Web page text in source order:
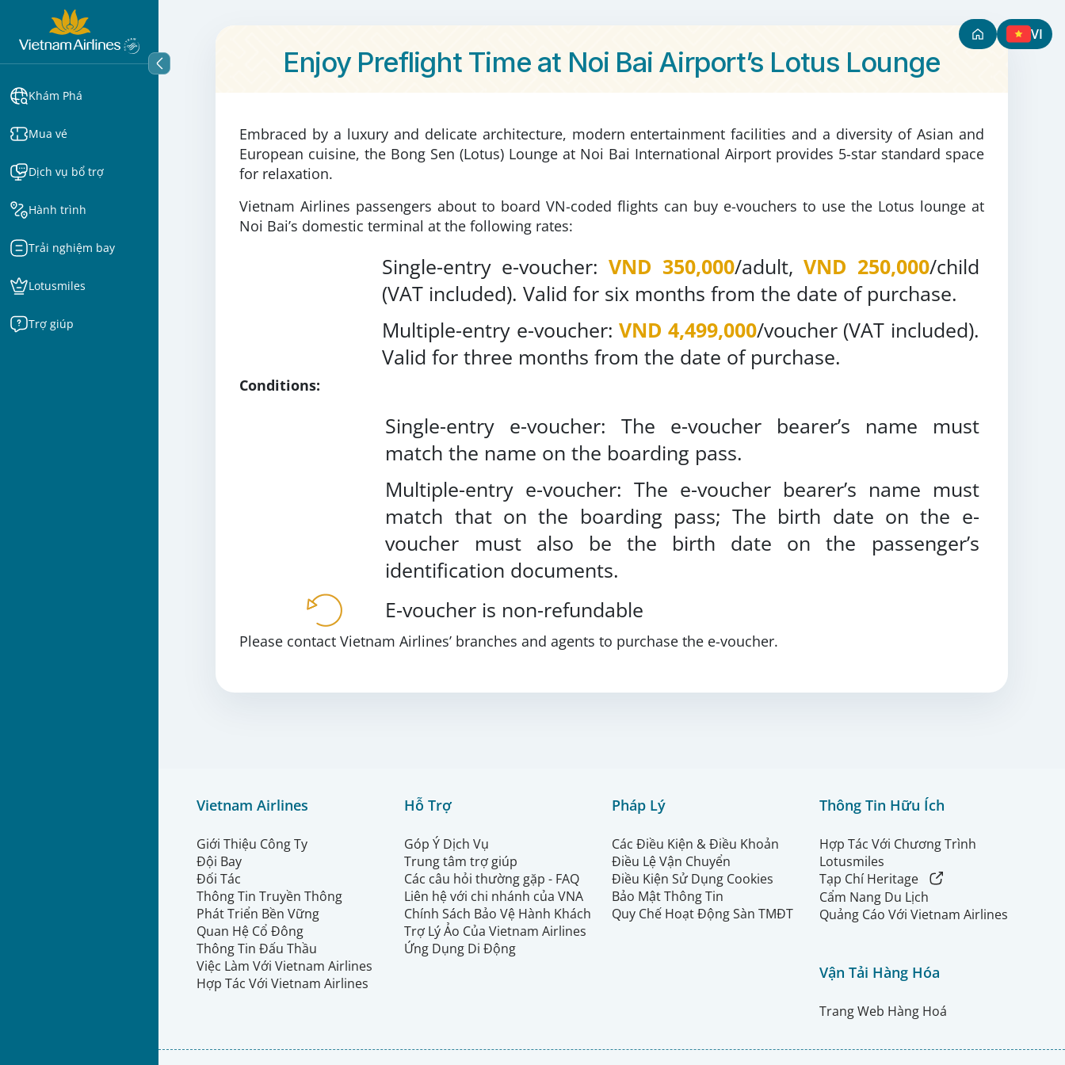
Khám Phá
Mua vé
Dịch vụ bổ trợ
Hành trình
Trải nghiệm bay
Lotusmiles
Trợ giúp
VI
Enjoy Preflight Time at Noi Bai Airport’s Lotus Lounge
Embraced by a luxury and delicate architecture, modern entertainment facilities and a diversity of Asian and
European cuisine, the Bong Sen (Lotus) Lounge at Noi Bai International Airport provides 5-star standard space
for relaxation.
Vietnam Airlines passengers about to board VN-coded flights can buy e-vouchers to use the Lotus lounge at
Noi Bai’s domestic terminal at the following rates:
Single-entry e-voucher: VND 350,000/adult, VND 250,000/child
(VAT included). Valid for six months from the date of purchase.
Multiple-entry e-voucher: VND 4,499,000/voucher (VAT included).
Valid for three months from the date of purchase.
Conditions:
Single-entry e-voucher: The e-voucher bearer’s name must
match the name on the boarding pass.
Multiple-entry e-voucher: The e-voucher bearer’s name must
match that on the boarding pass; The birth date on the e-
voucher must also be the birth date on the passenger’s
identification documents.
E-voucher is non-refundable
Please contact Vietnam Airlines’ branches and agents to purchase the e-voucher.
Vietnam Airlines
Giới Thiệu Công Ty
Đội Bay
Đối Tác
Thông Tin Truyền Thông
Phát Triển Bền Vững
Quan Hệ Cổ Đông
Thông Tin Đấu Thầu
Việc Làm Với Vietnam Airlines
Hợp Tác Với Vietnam Airlines
Hỗ Trợ
Góp Ý Dịch Vụ
Trung tâm trợ giúp
Các câu hỏi thường gặp - FAQ
Liên hệ với chi nhánh của VNA
Chính Sách Bảo Vệ Hành Khách
Trợ Lý Ảo Của Vietnam Airlines
Ứng Dụng Di Động
Pháp Lý
Các Điều Kiện & Điều Khoản
Điều Lệ Vận Chuyển
Điều Kiện Sử Dụng Cookies
Bảo Mật Thông Tin
Quy Chế Hoạt Động Sàn TMĐT
Thông Tin Hữu Ích
Hợp Tác Với Chương Trình
Lotusmiles
Tạp Chí Heritage
Cẩm Nang Du Lịch
Quảng Cáo Với Vietnam Airlines
Vận Tải Hàng Hóa
Trang Web Hàng Hoá